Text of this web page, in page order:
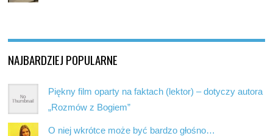
NAJBARDZIEJ POPULARNE
Piękny film oparty na faktach (lektor) – dotyczy autora
„Rozmów z Bogiem”
O niej wkrótce może być bardzo głośno…